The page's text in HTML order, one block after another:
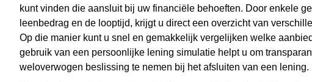
kunt vinden die aansluit bij uw financiële behoeften. Door enkele
leenbedrag en de looptijd, krijgt u direct een overzicht van
Op die manier kunt u snel en gemakkelijk vergelijken welke
gebruik van een persoonlijke lening simulatie helpt u om
weloverwogen beslissing te nemen bij het afsluiten van een lening.